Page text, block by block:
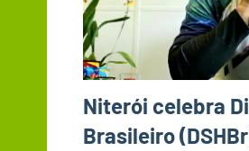
Niterói celebra
Brasileiro